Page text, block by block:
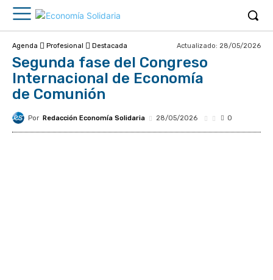
Agenda Profesional Destacada Actualizado: 28/05/2026
Segunda fase del Congreso
Internacional de Economía
de Comunión
Por Redacción Economía Solidaria 28/05/2026 0